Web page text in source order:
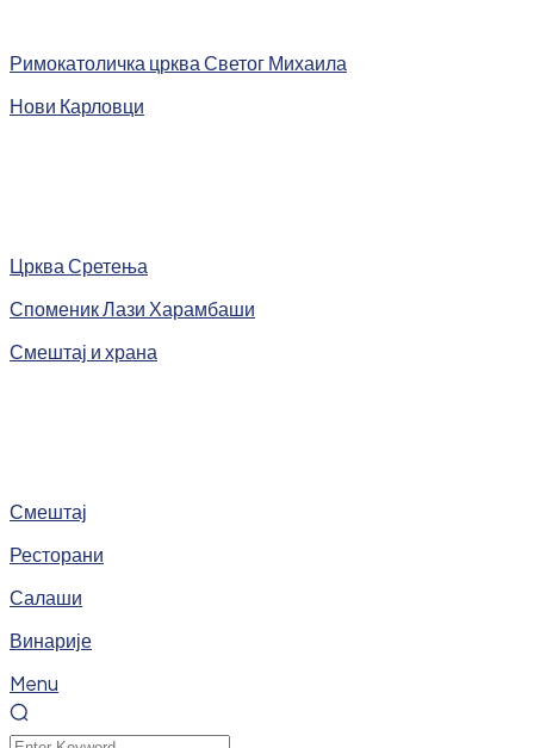
Римокатоличка црква Светог Михаила
Нови Карловци
Црква Сретења
Споменик Лази Харамбаши
Смештај и храна
Смештај
Ресторани
Салаши
Винарије
Menu